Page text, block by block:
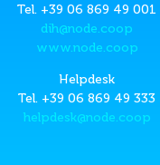
Tel. +39 06 869 49 001
dih@node.coop
www.node.coop
Helpdesk
Tel. +39 06 869 49 333
helpdesk@node.coop